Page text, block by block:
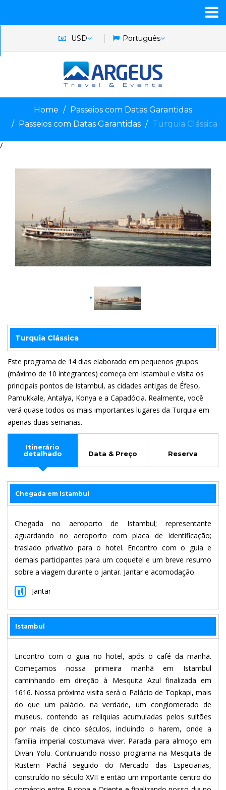
USD Português
Home
Passeios com Datas Garantidas
Passeios com Datas Garantidas
Turquia Clássica
/
Turquia Clássica
Este programa de 14 dias elaborado em pequenos grupos
(máximo de 10 integrantes) começa em Istambul e visita os
principais pontos de Istambul, as cidades antigas de Éfeso,
Pamukkale, Antalya, Konya e a Capadócia. Realmente, você
verá quase todos os mais importantes lugares da Turquia em
apenas duas semanas.
Itinerário
detalhado
Data & Preço Reserva
Chegada em Istambul
Chegada no aeroporto de Istambul; representante
aguardando no aeroporto com placa de identificação;
traslado privativo para o hotel. Encontro com o guia e
demais participantes para um coquetel e um breve resumo
sobre a viagem durante o jantar. Jantar e acomodação.
Jantar
Istambul
Encontro com o guia no hotel, após o café da manhã.
Começamos nossa primeira manhã em Istambul
caminhando em direção à Mesquita Azul finalizada em
1616. Nossa próxima visita será o Palácio de Topkapi, mais
do que um palácio, na verdade, um conglomerado de
museus, contendo as relíquias acumuladas pelos sultões
por mais de cinco séculos, incluindo o harem, onde a
família imperial costumava viver. Parada para almoço em
Divan Yolu. Continuando nosso programa na Mesquita de
Rustem Pachá seguido do Mercado das Especiarias,
construído no século XVII e então um importante centro do